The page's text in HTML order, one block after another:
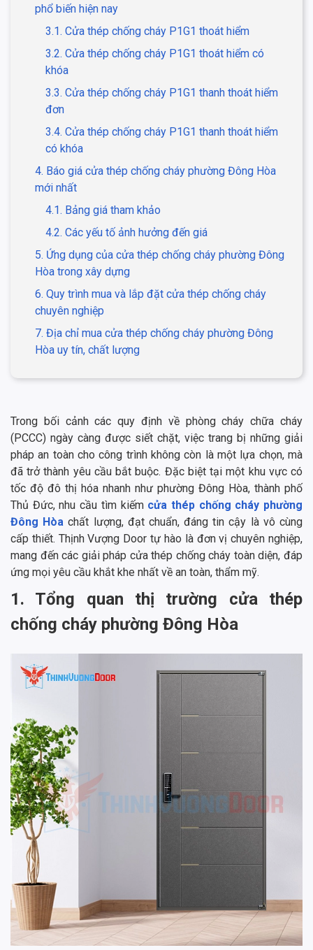
phổ biến hiện nay
3.1. Cửa thép chống cháy P1G1 thoát hiểm
3.2. Cửa thép chống cháy P1G1 thoát hiểm có
khóa
3.3. Cửa thép chống cháy P1G1 thanh thoát hiểm
đơn
3.4. Cửa thép chống cháy P1G1 thanh thoát hiểm
có khóa
4. Báo giá cửa thép chống cháy phường Đông Hòa
mới nhất
4.1. Bảng giá tham khảo
4.2. Các yếu tố ảnh hưởng đến giá
5. Ứng dụng của cửa thép chống cháy phường Đông
Hòa trong xây dựng
6. Quy trình mua và lắp đặt cửa thép chống cháy
chuyên nghiệp
7. Địa chỉ mua cửa thép chống cháy phường Đông
Hòa uy tín, chất lượng
Trong bối cảnh các quy định về phòng cháy chữa cháy
(PCCC) ngày càng được siết chặt, việc trang bị những giải
pháp an toàn cho công trình không còn là một lựa chọn, mà
đã trở thành yêu cầu bắt buộc. Đặc biệt tại một khu vực có
tốc độ đô thị hóa nhanh như phường Đông Hòa, thành phố
Thủ Đức, nhu cầu tìm kiếm cửa thép chống cháy phường
Đông Hòa chất lượng, đạt chuẩn, đáng tin cậy là vô cùng
cấp thiết. Thịnh Vượng Door tự hào là đơn vị chuyên nghiệp,
mang đến các giải pháp cửa thép chống cháy toàn diện, đáp
ứng mọi yêu cầu khắt khe nhất về an toàn, thẩm mỹ.
1. Tổng quan thị trường cửa thép
chống cháy phường Đông Hòa